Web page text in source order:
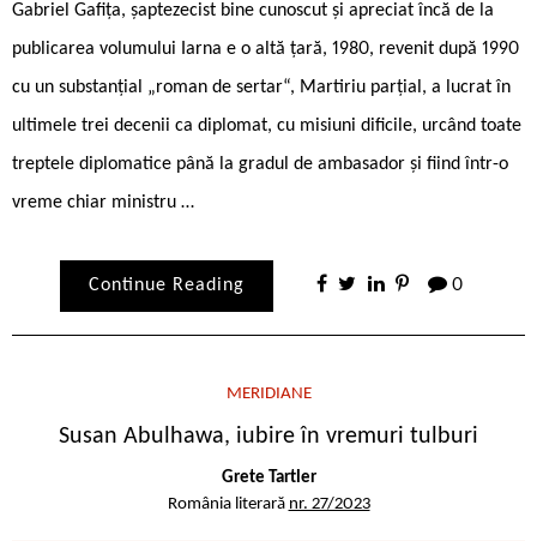
Gabriel Gafița, șaptezecist bine cunoscut și apreciat încă de la
publicarea volumului Iarna e o altă țară, 1980, revenit după 1990
cu un substanțial „roman de sertar“, Martiriu parțial, a lucrat în
ultimele trei decenii ca diplomat, cu misiuni dificile, urcând toate
treptele diplomatice până la gradul de ambasador și fiind într-o
vreme chiar ministru …
Continue Reading 0
MERIDIANE
Susan Abulhawa, iubire în vremuri tulburi
Grete Tartler
România literară nr. 27/2023